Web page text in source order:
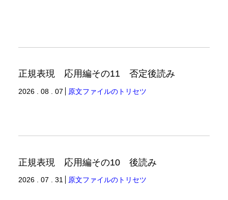
正規表現 応用編その11 否定後読み
2026 . 08 . 07 原文ファイルのトリセツ
正規表現 応用編その10 後読み
2026 . 07 . 31 原文ファイルのトリセツ